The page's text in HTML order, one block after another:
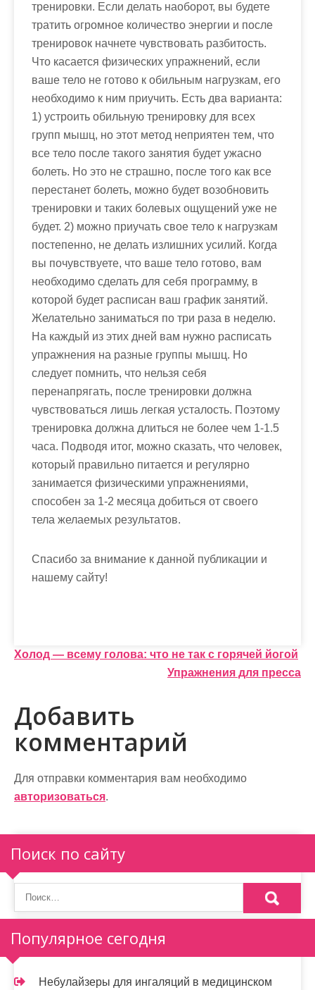
тренировки. Если делать наоборот, вы будете
тратить огромное количество энергии и после
тренировок начнете чувствовать разбитость.
Что касается физических упражнений, если
ваше тело не готово к обильным нагрузкам, его
необходимо к ним приучить. Есть два варианта:
1) устроить обильную тренировку для всех
групп мышц, но этот метод неприятен тем, что
все тело после такого занятия будет ужасно
болеть. Но это не страшно, после того как все
перестанет болеть, можно будет возобновить
тренировки и таких болевых ощущений уже не
будет. 2) можно приучать свое тело к нагрузкам
постепенно, не делать излишних усилий. Когда
вы почувствуете, что ваше тело готово, вам
необходимо сделать для себя программу, в
которой будет расписан ваш график занятий.
Желательно заниматься по три раза в неделю.
На каждый из этих дней вам нужно расписать
упражнения на разные группы мышц. Но
следует помнить, что нельзя себя
перенапрягать, после тренировки должна
чувствоваться лишь легкая усталость. Поэтому
тренировка должна длиться не более чем 1-1.5
часа. Подводя итог, можно сказать, что человек,
который правильно питается и регулярно
занимается физическими упражнениями,
способен за 1-2 месяца добиться от своего
тела желаемых результатов.
Спасибо за внимание к данной публикации и
нашему сайту!
Н
в
и
а
и
я
п
о
з
а
Холод — всему голова: что не так с горячей йогой
Упражнения для пресса
Добавить
комментарий
Для отправки комментария вам необходимо
авторизоваться.
Поиск по сайту
Популярное сегодня
Небулайзеры для ингаляций в медицинском